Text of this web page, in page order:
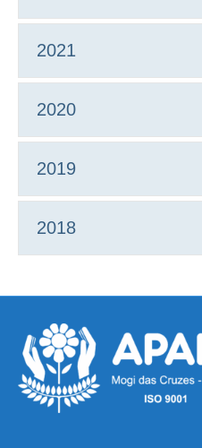
2021
2020
2019
2018